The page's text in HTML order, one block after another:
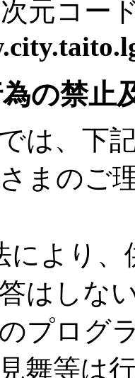
元コー
の禁止
は、下
まのご
より、
はしな
プログ
舞等は